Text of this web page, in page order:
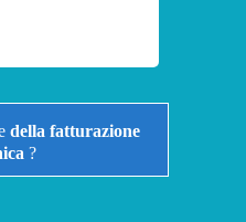
della fatturazione
?